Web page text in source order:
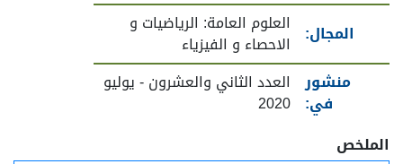
المجال:
العلوم العامة: الرياضيات و
الاحصاء و الفيزياء
منشور
في:
العدد الثاني والعشرون - يوليو
2020
الملخص